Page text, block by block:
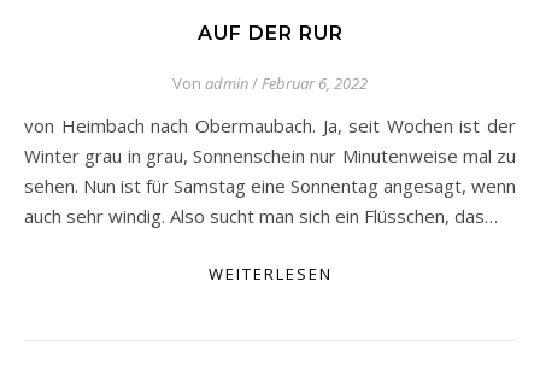
AUF DER RUR
Von admin/Februar 6, 2022
von Heimbach nach Obermaubach. Ja, seit Wochen ist der
Winter grau in grau, Sonnenschein nur Minutenweise mal zu
sehen. Nun ist für Samstag eine Sonnentag angesagt, wenn
auch sehr windig. Also sucht man sich ein Flüsschen, das…
WEITERLESEN